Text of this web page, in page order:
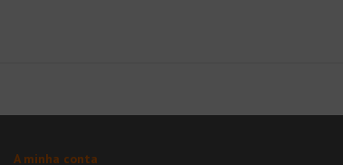
A minha conta